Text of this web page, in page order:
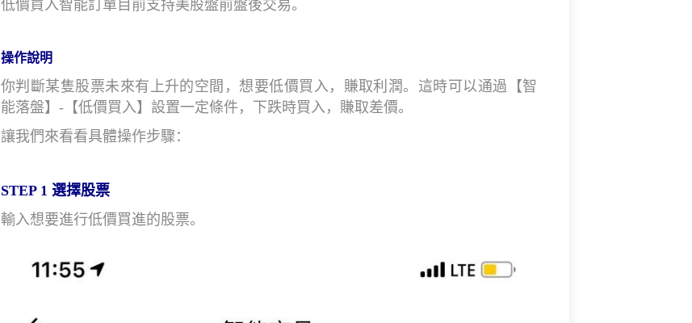
低價買入智能訂單目前支持美股盤前盤後交易。
操作說明
你判斷某隻股票未來有上升的空間，想要低價買入，賺取利潤。這時可以通過【智
能落盤】-【低價買入】設置一定條件，下跌時買入，賺取差價。
讓我們來看看具體操作步驟：
STEP 1 選擇股票
輸入想要進行低價買進的股票。